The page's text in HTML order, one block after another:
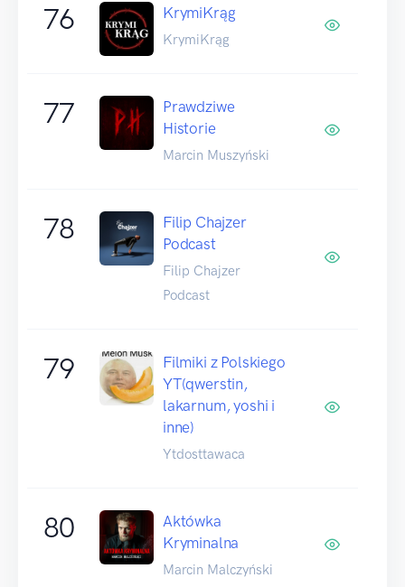
76 KrymiKrąg
KrymiKrąg
77
Prawdziwe
Historie
Marcin Muszyński
78
Filip Chajzer
Podcast
Filip Chajzer
Podcast
79
Filmiki z Polskiego
YT(qwerstin,
lakarnum, yoshi i
inne)
Ytdosttawaca
80
Aktówka
Kryminalna
Marcin Malczyński